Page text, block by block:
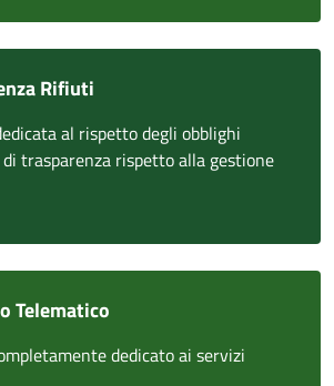
Rifiuti
al rispetto degli obblighi
trasparenza rispetto alla gestione
Telematico
dedicato ai servizi